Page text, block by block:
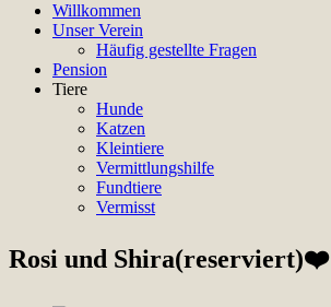
Willkommen
Unser Verein
Häufig gestellte Fragen
Pension
Tiere
Hunde
Katzen
Kleintiere
Vermittlungshilfe
Fundtiere
Vermisst
Rosi und Shira(reserviert)❤️